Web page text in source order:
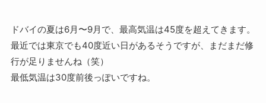
ドバイの夏は6月〜9月で、最高気温は45度を超えてきます。
最近では東京でも40度近い日があるそうですが、まだまだ修
行が足りませんね（笑）
最低気温は30度前後っぽいですね。